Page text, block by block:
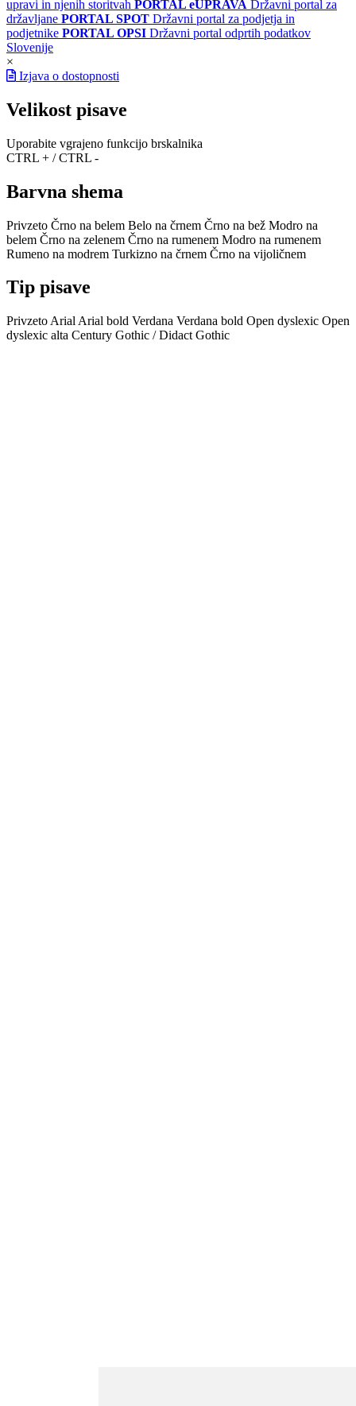
upravi in njenih storitvah PORTAL eUPRAVA Državni portal za
državljane PORTAL SPOT Državni portal za podjetja in
podjetnike PORTAL OPSI Državni portal odprtih podatkov
Slovenije
×
Izjava o dostopnosti
Velikost pisave
Uporabite vgrajeno funkcijo brskalnika
CTRL + / CTRL -
Barvna shema
Privzeto Črno na belem Belo na črnem Črno na bež Modro na
belem Črno na zelenem Črno na rumenem Modro na rumenem
Rumeno na modrem Turkizno na črnem Črno na vijoličnem
Tip pisave
Privzeto Arial Arial bold Verdana Verdana bold Open dyslexic Open
dyslexic alta Century Gothic / Didact Gothic